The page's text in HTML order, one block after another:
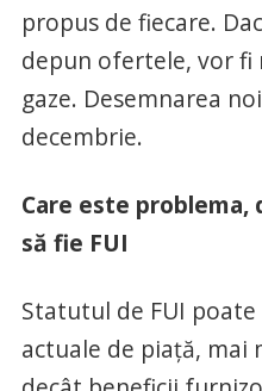
propus de fiecare.
depun ofertele, vor fi
gaze. Desemnarea
decembrie.
Care este problema,
să fie FUI
Statutul de FUI
actuale de piață, mai